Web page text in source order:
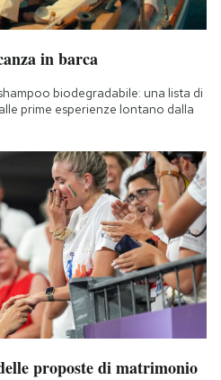
in barca
biodegradabile: una lista di
prime esperienze lontano dalla
proposte di matrimonio